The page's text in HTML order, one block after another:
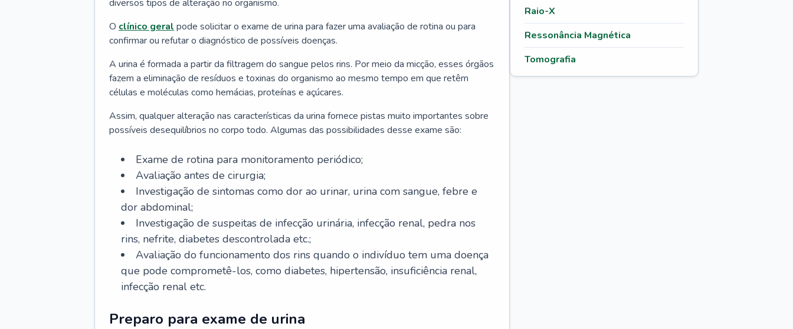
diversos tipos de alteração no organismo.
O clínico geral pode solicitar o exame de urina para fazer uma avaliação de rotina ou para
confirmar ou refutar o diagnóstico de possíveis doenças.
A urina é formada a partir da filtragem do sangue pelos rins. Por meio da micção, esses órgãos
fazem a eliminação de resíduos e toxinas do organismo ao mesmo tempo em que retêm
células e moléculas como hemácias, proteínas e açúcares.
Assim, qualquer alteração nas características da urina fornece pistas muito importantes sobre
possíveis desequilíbrios no corpo todo. Algumas das possibilidades desse exame são:
Exame de rotina para monitoramento periódico;
Avaliação antes de cirurgia;
Investigação de sintomas como dor ao urinar, urina com sangue, febre e
dor abdominal;
Investigação de suspeitas de infecção urinária, infecção renal, pedra nos
rins, nefrite, diabetes descontrolada etc.;
Avaliação do funcionamento dos rins quando o indivíduo tem uma doença
que pode comprometê-los, como diabetes, hipertensão, insuficiência renal,
infecção renal etc.
Preparo para exame de urina
Raio-X
Ressonância Magnética
Tomografia